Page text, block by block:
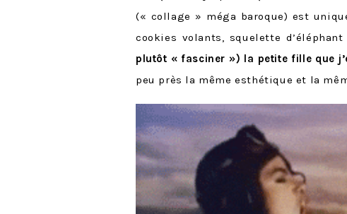
(« collage » méga baroque) est
cookies volants, squelette
plutôt « fasciner ») la petite fille que
peu près la même esthétique et la